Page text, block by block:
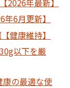
2026年最新】
6月更新】
健康維持】
以下を厳
の最適な使